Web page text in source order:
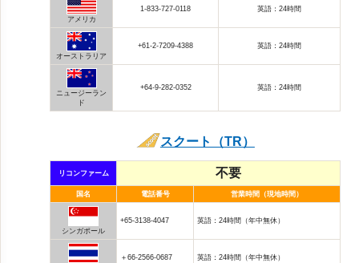
アメリカ
1-833-727-0118 英語：24時間
オーストラリア
+61-2-7209-4388 英語：24時間
ニュージーラン
ド
+64-9-282-0352 英語：24時間
スクート（TR）
リコンファーム 不要
国名 電話番号 営業時間（現地時間）
シンガポール
+65-3138-4047 英語：24時間（年中無休）
＋66-2566-0687 英語：24時間（年中無休）